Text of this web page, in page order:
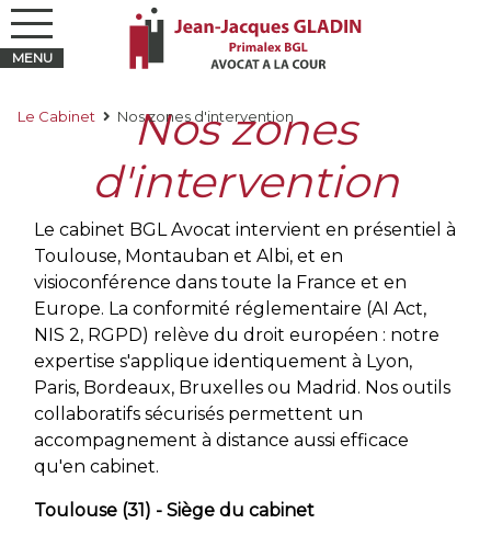
Le Cabinet Nos zones d'intervention
Nos zones
d'intervention
Le cabinet BGL Avocat intervient en présentiel à
Toulouse, Montauban et Albi, et en
visioconférence dans toute la France et en
Europe. La conformité réglementaire (AI Act,
NIS 2, RGPD) relève du droit européen : notre
expertise s'applique identiquement à Lyon,
Paris, Bordeaux, Bruxelles ou Madrid. Nos outils
collaboratifs sécurisés permettent un
accompagnement à distance aussi efficace
qu'en cabinet.
Toulouse (31) - Siège du cabinet